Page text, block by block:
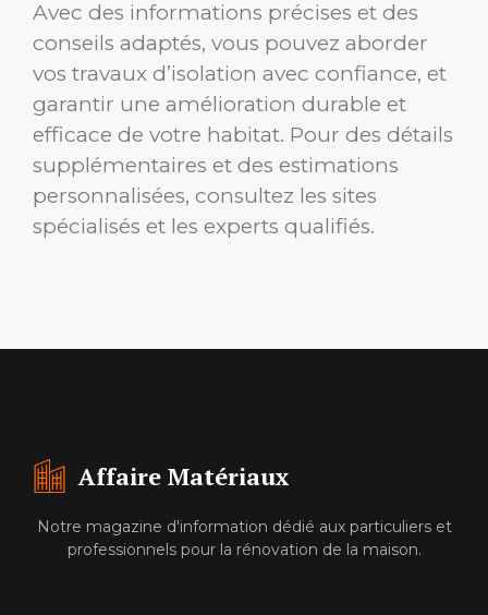
Avec des informations précises et des
conseils adaptés, vous pouvez aborder
vos travaux d’isolation avec confiance, et
garantir une amélioration durable et
efficace de votre habitat. Pour des détails
supplémentaires et des estimations
personnalisées, consultez les sites
spécialisés et les experts qualifiés.
Affaire Matériaux
Notre magazine d'information dédié aux particuliers et
professionnels pour la rénovation de la maison.